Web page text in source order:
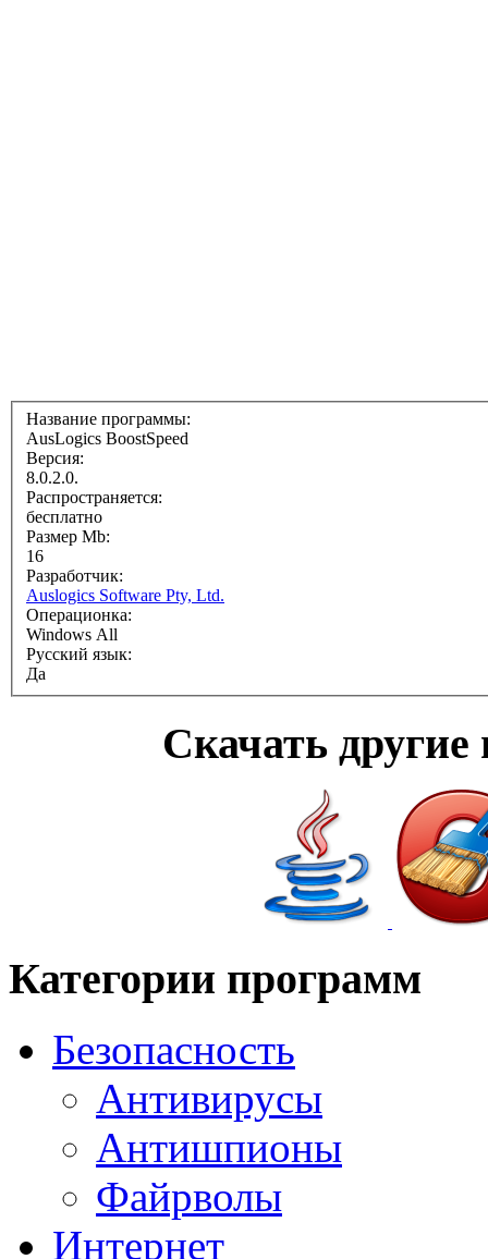
Название программы:
AusLogics BoostSpeed
Версия:
8.0.2.0.
Распространяется:
бесплатно
Размер Mb:
16
Разработчик:
Auslogics Software Pty, Ltd.
Операционка:
Windows All
Русский язык:
Да
Скачать
Категории программ
Безопасность
Антивирусы
Антишпионы
Файрволы
Интернет